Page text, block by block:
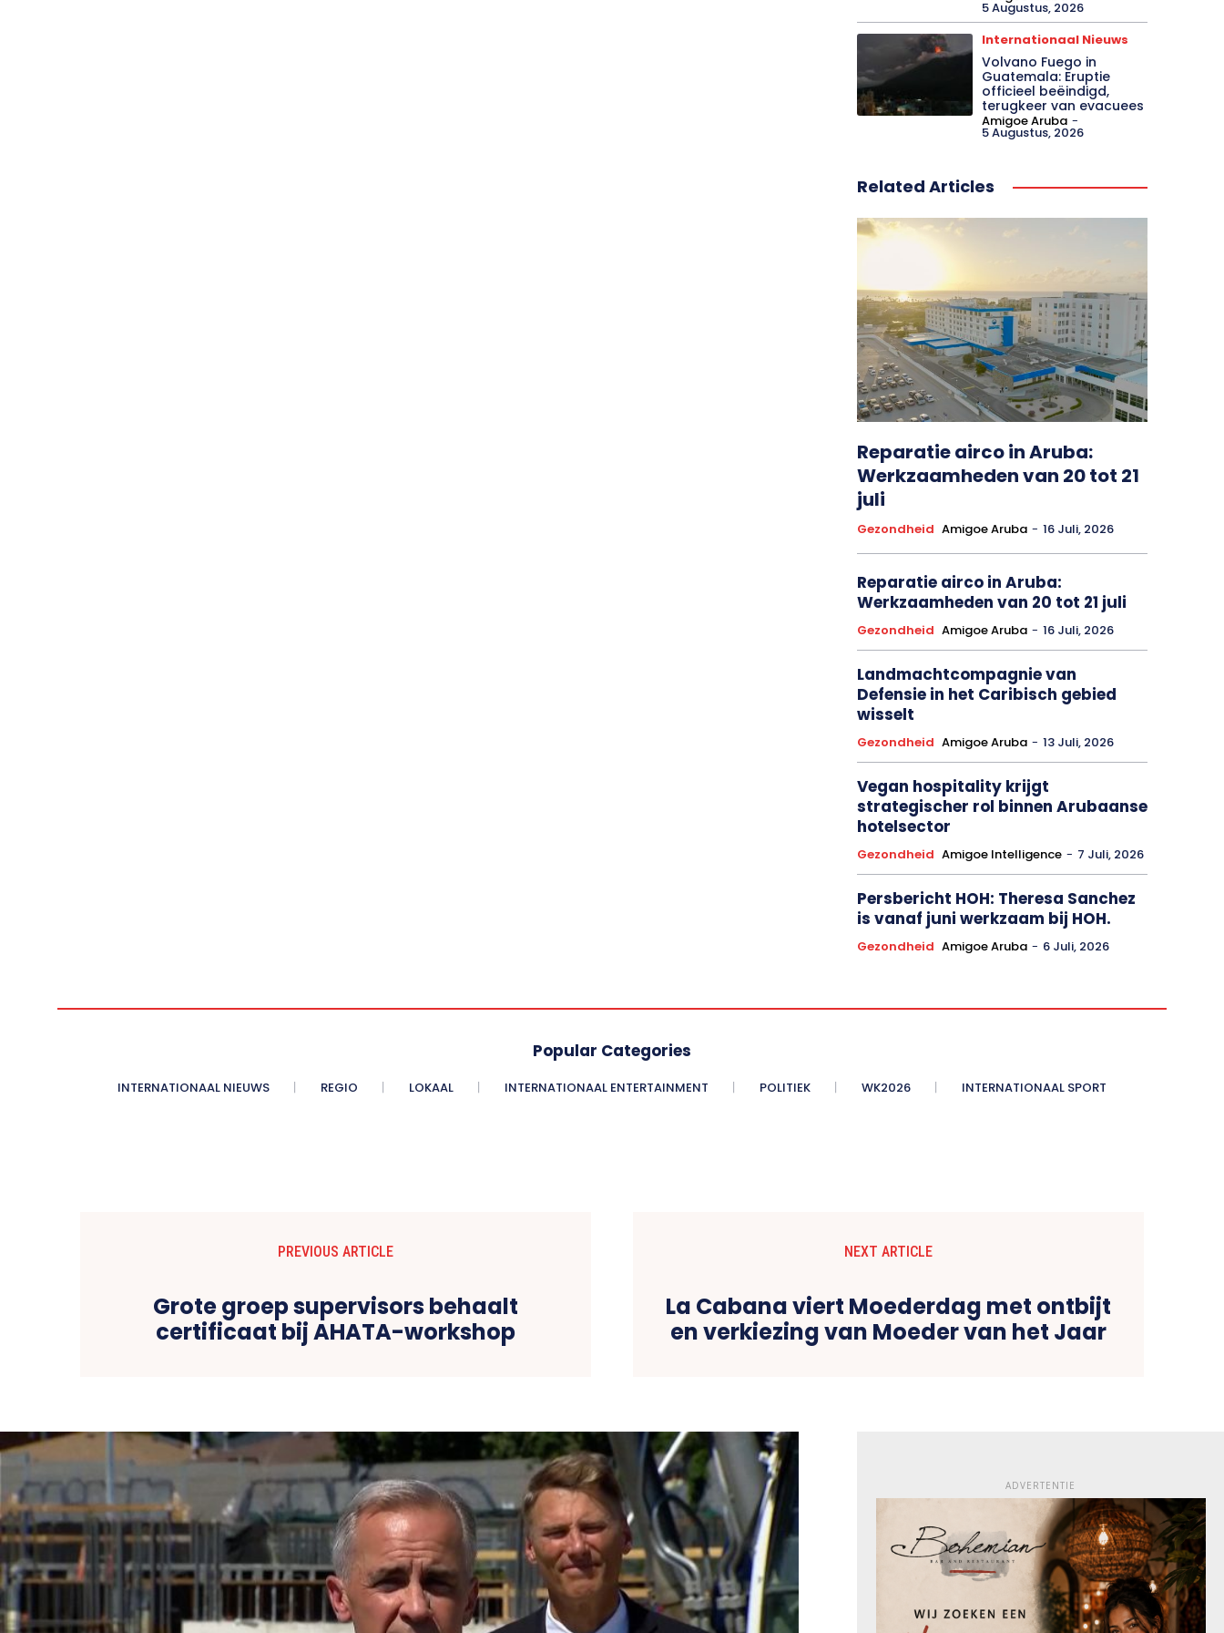
5 Augustus, 2026
Internationaal Nieuws
Volvano Fuego in
Guatemala: Eruptie
officieel beëindigd,
terugkeer van evacuees
Amigoe Aruba -
5 Augustus, 2026
Related Articles
Reparatie airco in Aruba:
Werkzaamheden van 20 tot 21
juli
Gezondheid Amigoe Aruba - 16 Juli, 2026
Reparatie airco in Aruba:
Werkzaamheden van 20 tot 21 juli
Gezondheid Amigoe Aruba - 16 Juli, 2026
Landmachtcompagnie van
Defensie in het Caribisch gebied
wisselt
Gezondheid Amigoe Aruba - 13 Juli, 2026
Vegan hospitality krijgt
strategischer rol binnen Arubaanse
hotelsector
Gezondheid Amigoe Intelligence - 7 Juli, 2026
Persbericht HOH: Theresa Sanchez
is vanaf juni werkzaam bij HOH.
Gezondheid Amigoe Aruba - 6 Juli, 2026
Popular Categories
INTERNATIONAAL NIEUWS REGIO LOKAAL INTERNATIONAAL ENTERTAINMENT POLITIEK WK2026 INTERNATIONAAL SPORT
PREVIOUS ARTICLE
Grote groep supervisors behaalt
certificaat bij AHATA-workshop
NEXT ARTICLE
La Cabana viert Moederdag met ontbijt
en verkiezing van Moeder van het Jaar